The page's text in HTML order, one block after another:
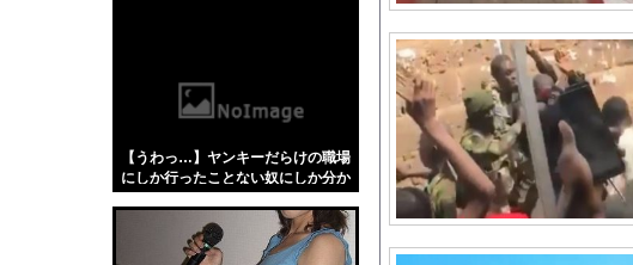
【うわっ…】ヤンキーだらけの職場
にしか行ったことない奴にしか分か
ぎた件w w w w w w w w w w
新幹線で。車掌「グリーン車からご
【速報】れいわ新選組さん「いのち
一番面白いギャグ漫画ってなんなの？
【画像】ハビタ部長「戻れるなら
ペレスとキャデラックF1の契約は
ついに国産ヒューマノイド登場、人
漫画史上最高傑作、ついにこの6つに
CANDYTUNEの村川緋杏の写真集売